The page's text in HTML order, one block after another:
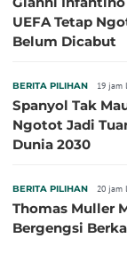
UEFA Tetap
Belum Dicabut
BERITA PILIHAN 19 jam
Spanyol Tak
Ngotot Jadi
Dunia 2030
BERITA PILIHAN 20 jam
Thomas Muller
Bergengsi